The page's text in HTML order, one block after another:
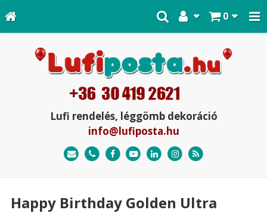
0
Lufi rendelés, léggömb dekoráció
info@lufiposta.hu
Happy Birthday Golden Ultra